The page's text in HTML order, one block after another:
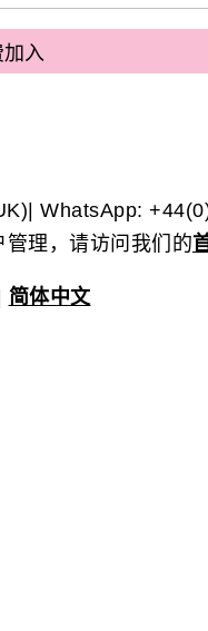
WhatsApp:
理，请访问我们的
简体中文